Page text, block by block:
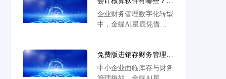
务管理与风险管控，破解
传统记账效率低、数据孤
心需求解析与智能选型解
决方案
企业财务管理数字化转型
中，金蝶AI星辰凭借智
税务机器人功能有效提升
数据准确率，通过生态对
接200+平台实现全链路
免费版进销存财务管理软
件：中小企业库存管控与
财务降本增效实战解决方
中小企业面临库存与财务